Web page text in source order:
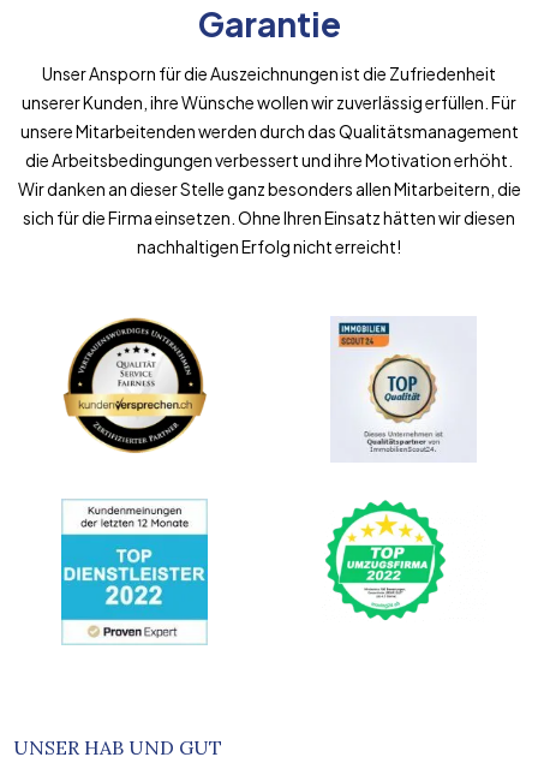
Garantie
Unser Ansporn für die Auszeichnungen ist die Zufriedenheit
unserer Kunden, ihre Wünsche wollen wir zuverlässig erfüllen. Für
unsere Mitarbeitenden werden durch das Qualitätsmanagement
die Arbeitsbedingungen verbessert und ihre Motivation erhöht.
Wir danken an dieser Stelle ganz besonders allen Mitarbeitern, die
sich für die Firma einsetzen. Ohne Ihren Einsatz hätten wir diesen
nachhaltigen Erfolg nicht erreicht!
UNSER HAB UND GUT